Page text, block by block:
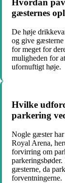
Hvordan
gæsternes
De høje
og give gæsterne
for meget for
muligheden for
ufornuftigt høje.
Hvilke
parkering
Nogle gæster
Royal Arena,
forvirring om
gæsterne, da
forventningerne.